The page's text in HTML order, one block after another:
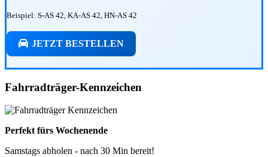
Beispiel: S-AS 42, KA-AS 42, HN-AS 42
JETZT BESTELLEN
Fahrradträger-Kennzeichen
Perfekt fürs Wochenende
Samstags abholen - nach 30 Min bereit!